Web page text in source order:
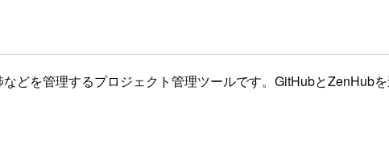
どを管理するプロジェクト管理ツールです。GitHubとZenHub